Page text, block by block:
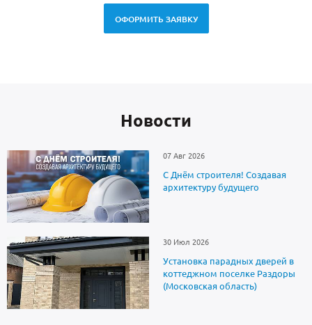
ОФОРМИТЬ ЗАЯВКУ
Новоcти
07 Авг 2026
С Днём строителя! Создавая
архитектуру будущего
30 Июл 2026
Установка парадных дверей в
коттеджном поселке Раздоры
(Московская область)